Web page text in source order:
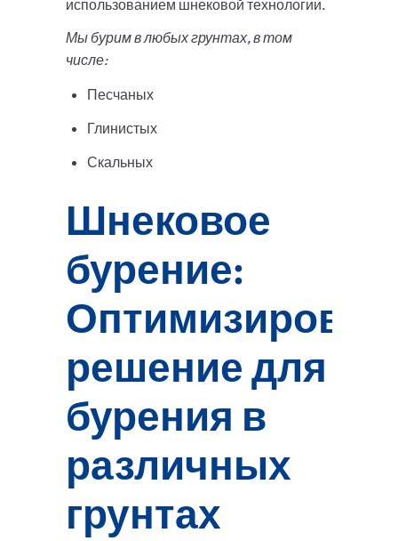
использованием шнековой технологии.
Мы бурим в любых грунтах, в том
числе:
Песчаных
Глинистых
Скальных
Шнековое
бурение:
решение для
бурения в
различных
грунтах